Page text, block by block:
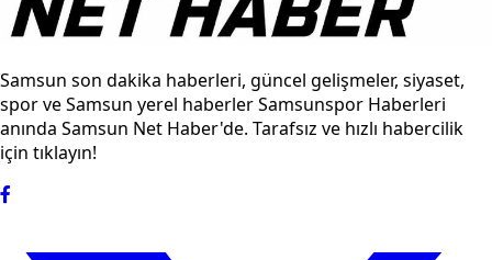
Samsun son dakika haberleri, güncel gelişmeler, siyaset,
spor ve Samsun yerel haberler Samsunspor Haberleri
anında Samsun Net Haber'de. Tarafsız ve hızlı habercilik
için tıklayın!